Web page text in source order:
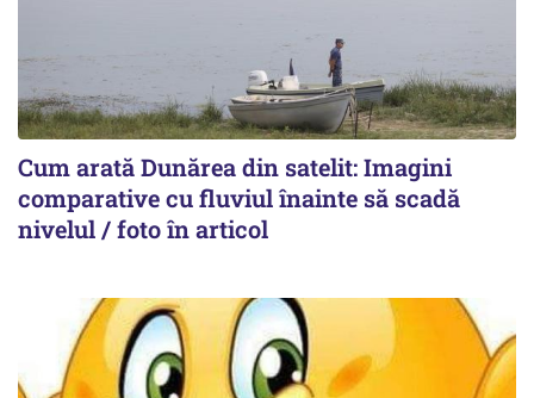
Cum arată Dunărea din satelit: Imagini
comparative cu fluviul înainte să scadă
nivelul / foto în articol